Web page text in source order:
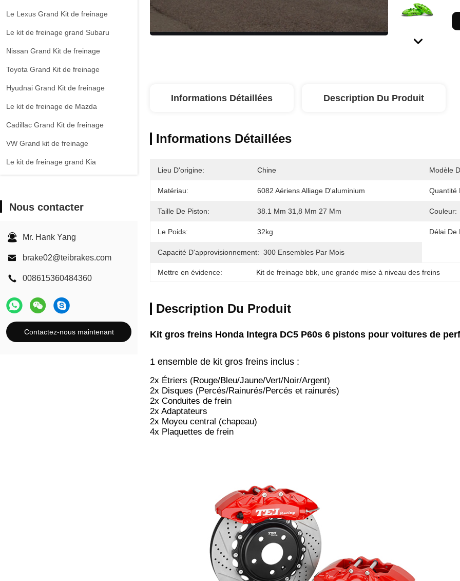
Le Lexus Grand Kit de freinage
Le kit de freinage grand Subaru
Nissan Grand Kit de freinage
Toyota Grand Kit de freinage
Hyudnai Grand Kit de freinage
Le kit de freinage de Mazda
Cadillac Grand Kit de freinage
VW Grand kit de freinage
Le kit de freinage grand Kia
Kit de freinage en carbone céramique
Nous contacter
Mr. Hank Yang
brake02@teibrakes.com
008615360484360
Contactez-nous maintenant
Informations Détaillées Description Du Produit
Informations Détaillées
Lieu D'origine: Chine Modèle
Matériau: 6082 Aériens Alliage D'aluminium Quantité
Taille De Piston: 38.1 Mm 31,8 Mm 27 Mm Couleur:
Le Poids: 32kg Délai De
Capacité D'approvisionnement: 300 Ensembles Par Mois
Mettre en évidence: Kit de freinage bbk une grande mise à niveau des freins
Description Du Produit
Kit gros freins Honda Integra DC5 P60s 6 pistons pour voitures de
1 ensemble de kit gros freins inclus :
2x Étriers (Rouge/Bleu/Jaune/Vert/Noir/Argent)
2x Disques (Percés/Rainurés/Percés et rainurés)
2x Conduites de frein
2x Adaptateurs
2x Moyeu central (chapeau)
4x Plaquettes de frein